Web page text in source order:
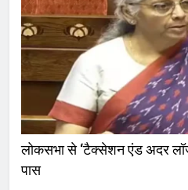
लोकसभा से ‘टैक्सेशन एंड अदर
पास